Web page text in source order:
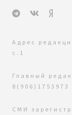
Адрес
с.1
Главный
8(906)1753973
СМИ